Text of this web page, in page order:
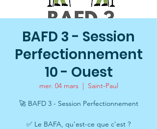
BAFD 3 - Session
Perfectionnement
10 - Ouest
mer. 04 mars
  |
Saint-Paul
🚀 BAFD 3 - Session Perfectionnement
✅ Le BAFA, qu'est-ce que c'est ?